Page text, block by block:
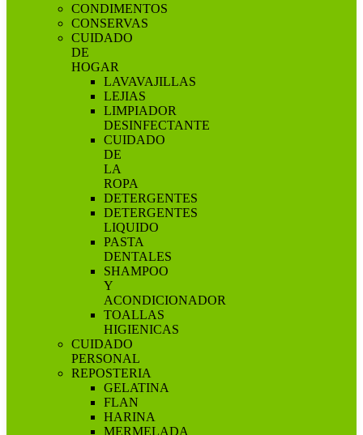
CONDIMENTOS
CONSERVAS
CUIDADO
DE
HOGAR
LAVAVAJILLAS
LEJIAS
LIMPIADOR
DESINFECTANTE
CUIDADO
DE
LA
ROPA
DETERGENTES
DETERGENTES
LIQUIDO
PASTA
DENTALES
SHAMPOO
Y
ACONDICIONADOR
TOALLAS
HIGIENICAS
CUIDADO
PERSONAL
REPOSTERIA
GELATINA
FLAN
HARINA
MERMELADA